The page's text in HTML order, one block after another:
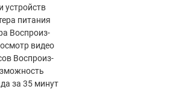
устройств
питания
Воспроиз­
видео
Воспроиз­
за 35 минут